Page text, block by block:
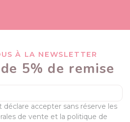
À LA NEWSLETTER
5% de remise
déclare accepter sans réserve les
de vente et la politique de